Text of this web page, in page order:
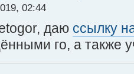
02:44
даю ссылку
го, а также